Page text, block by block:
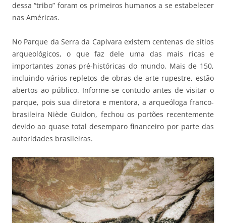
dessa “tribo” foram os primeiros humanos a se estabelecer
nas Américas.
No Parque da Serra da Capivara existem centenas de sítios
arqueológicos, o que faz dele uma das mais ricas e
importantes zonas pré-históricas do mundo. Mais de 150,
incluindo vários repletos de obras de arte rupestre, estão
abertos ao público. Informe-se contudo antes de visitar o
parque, pois sua diretora e mentora, a arqueóloga franco-
brasileira Niède Guidon, fechou os portões recentemente
devido ao quase total desemparo financeiro por parte das
autoridades brasileiras.